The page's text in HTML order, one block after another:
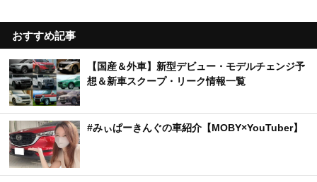
おすすめ記事
【国産＆外車】新型デビュー・モデルチェンジ予
想＆新車スクープ・リーク情報一覧
#みぃぱーきんぐの車紹介【MOBY×YouTuber】